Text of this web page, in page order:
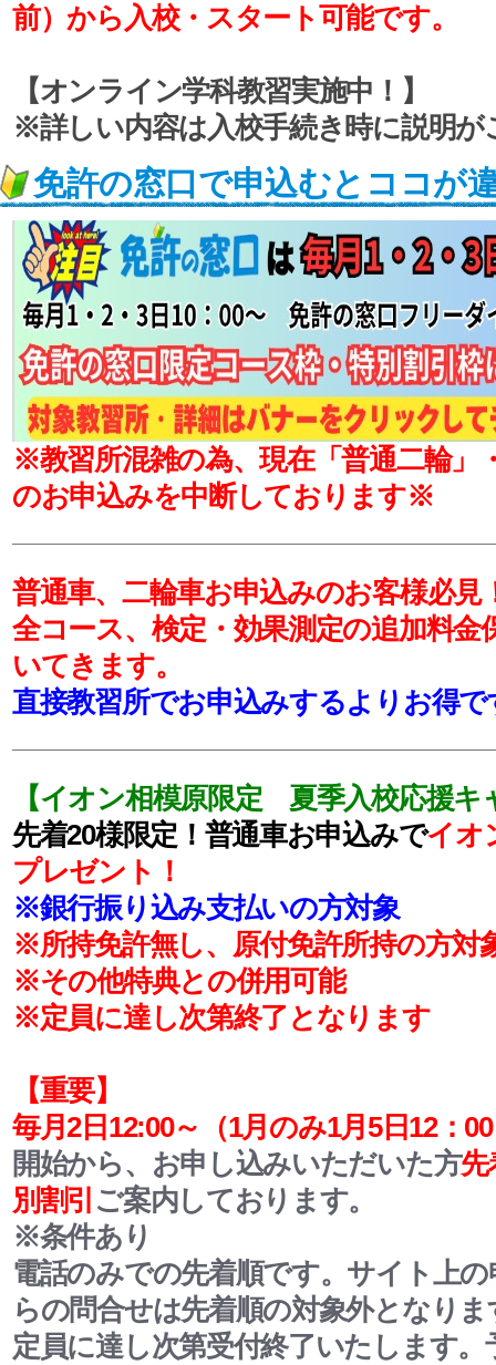
前）から入校・スタート可能です。
【オンライン学科教習実施中！】
※詳しい内容は入校手続き時に説明が
免許の窓口で申込むとココが
※教習所混雑の為、現在「普通二輪」
のお申込みを中断しております※
普通車、二輪車お申込みのお客様必見
全コース、検定・効果測定の追加料金
いてきます。
直接教習所でお申込みするよりお得で
【イオン相模原限定 夏季入校応援キ
先着20様限定！普通車お申込みでイオ
プレゼント！
※銀行振り込み支払いの方対象
※所持免許無し、原付免許所持の方対
※その他特典との併用可能
※定員に達し次第終了となります
【重要】
毎月2日12:00～ （1月のみ1月5日12：
開始から、お申し込みいただいた方先
別割引 ご案内しております。
※条件あり
電話のみでの先着順です。サイト上
らの問合せは先着順の対象外となりま
定員に達し次第受付終了いたします